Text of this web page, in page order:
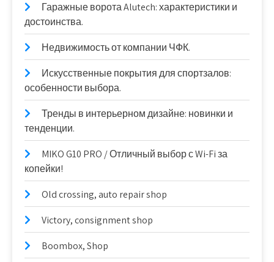
Гаражные ворота Alutech: характеристики и
достоинства.
Недвижимость от компании ЧФК.
Искусственные покрытия для спортзалов:
особенности выбора.
Тренды в интерьерном дизайне: новинки и
тенденции.
MIKO G10 PRO / Отличный выбор с Wi-Fi за
копейки!
Old crossing, auto repair shop
Victory, consignment shop
Boombox, Shop